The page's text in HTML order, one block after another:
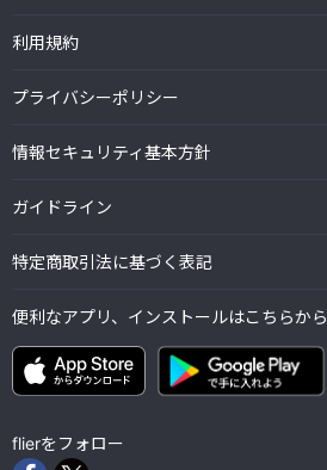
利用規約
プライバシーポリシー
情報セキュリティ基本方針
ガイドライン
特定商取引法に基づく表記
便利なアプリ、インストールはこちらから
flierをフォロー